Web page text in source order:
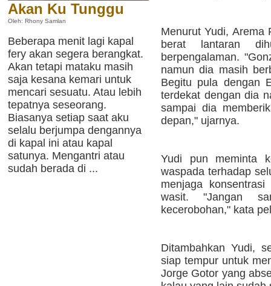
Akan Ku Tunggu
Oleh: Rhony Samlan
Beberapa menit lagi kapal
fery akan segera berangkat.
Akan tetapi mataku masih
saja kesana kemari untuk
mencari sesuatu. Atau lebih
tepatnya seseorang.
Biasanya setiap saat aku
selalu berjumpa dengannya
di kapal ini atau kapal
satunya. Mengantri atau
sudah berada di ...
Menurut Yudi, Arema
berat lantaran
berpengalaman.
namun dia masih
Begitu pula dengan
terdekat dengan dia
sampai dia
depan," ujarnya.
Yudi pun meminta
waspada terhadap
menjaga
wasit. "Jangan
kecerobohan," kata
Ditambahkan Yudi,
siap tempur untuk
Jorge Gotor yang